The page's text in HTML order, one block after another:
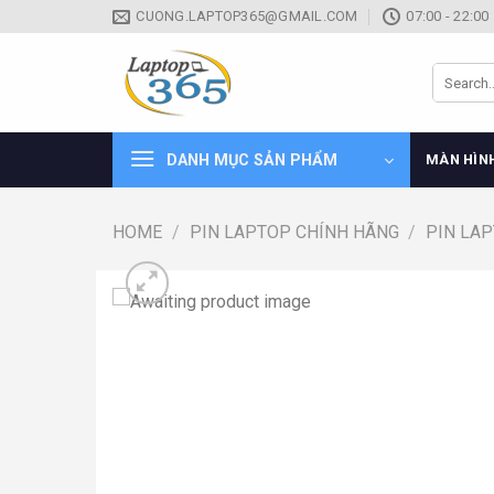
to
CUONG.LAPTOP365@GMAIL.COM 07:00 - 22:00
DANH MỤC SẢN PHẨM MÀN
HOME / PIN LAPTOP CHÍNH HÃNG / PIN